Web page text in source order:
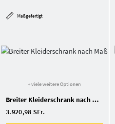
Maßgefertigt
+ viele weitere Optionen
Breiter Kleiderschrank nach Maß
3.920,98 SFr.